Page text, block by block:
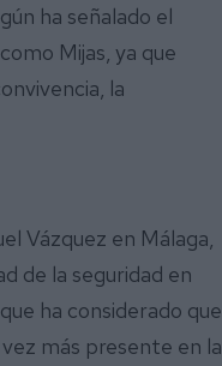
ha señalado el
Mijas, ya que
la
Vázquez en Málaga,
de la seguridad en
ha considerado que
más presente en la